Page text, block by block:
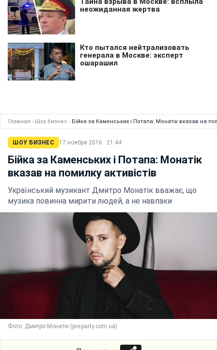
Главная › Шоу бизнес › Бійка за Каменських і Потапа: Монатік вказав на
ШОУ БИЗНЕС 17 ноября 2016 · 21:44
Бійка за Каменських і Потапа: Монатік
вказав на помилку активістів
Український музикант Дмитро Монатік вважає, що
музика повинна мирити людей, а не навпаки
Фото: Дмитро Монатік (pre-party.com.ua)